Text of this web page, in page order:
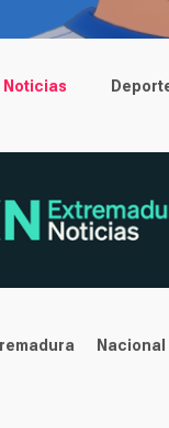
Main menu
Noticias
Nacional